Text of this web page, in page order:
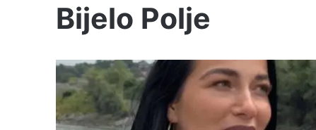
Bijelo Polje